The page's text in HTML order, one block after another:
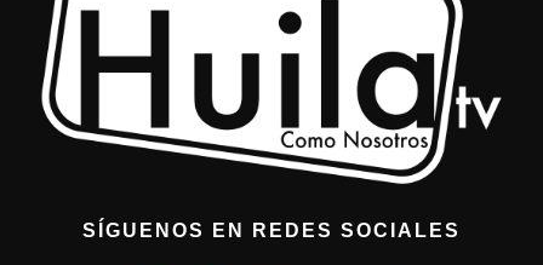
SÍGUENOS EN REDES SOCIALES